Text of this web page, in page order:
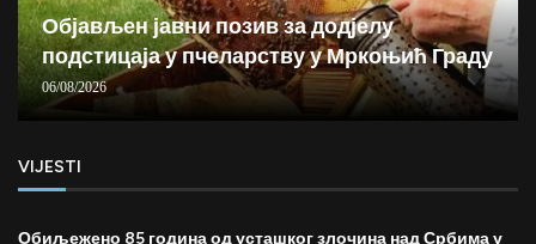
Објављен јавни позив за додјелу
подстицаја у пчеларству у Мркоњић Граду
06/08/2026
VIJESTI
Обиљежено 85 година од усташког злочина над Србима у